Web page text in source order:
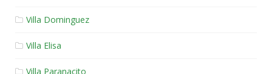
Villa Dominguez
Villa Elisa
Villa Paranacito